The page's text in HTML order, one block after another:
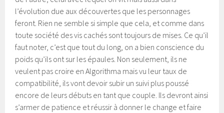
l’évolution due aux découvertes que les personnages
feront. Rien ne semble si simple que cela, et comme dans
toute société des vis cachés sont toujours de mises. Ce qu’il
faut noter, c’est que tout du long, on a bien conscience du
poids qu’ils ont sur les épaules. Non seulement, ils ne
veulent pas croire en Algorithma mais vu leur taux de
compatibilité, ils vont devoir subir un suivi plus poussé
encore de leurs débuts en tant que couple. Ils devront ainsi
s’armer de patience et réussir à donner le change et faire